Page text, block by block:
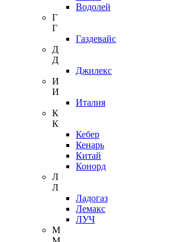
Водолей
Г
Г
Газдевайс
Д
Д
Джилекс
И
И
Италия
К
К
Кебер
Кенарь
Китай
Конорд
Л
Л
Ладогаз
Лемакс
ЛУЧ
М